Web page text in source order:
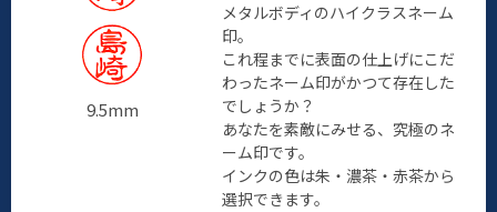
9.5mm
メタルボディのハイクラスネーム
印。
これ程までに表面の仕上げにこだ
わったネーム印がかつて存在した
でしょうか？
あなたを素敵にみせる、究極のネ
ーム印です。
インクの色は朱・濃茶・赤茶から
選択できます。